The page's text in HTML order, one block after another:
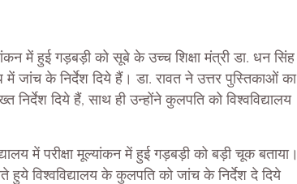
में हुई गड़बड़ी को सूबे के उच्च शिक्षा मंत्री डा. धन सिंह
जांच के निर्देश दिये हैं। डा. रावत ने उत्तर पुस्तिकाओं का
दिये हैं, साथ ही उन्होंने कुलपति को विश्वविद्यालय
में परीक्षा मूल्यांकन में हुई गड़बड़ी को बड़ी चूक बताया।
हुये विश्वविद्यालय के कुलपति को जांच के निर्देश दे दिये